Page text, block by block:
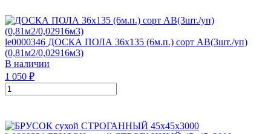
le0000346 ДОСКА ПОЛА 36х135 (6м.п.) сорт АВ(3шт./уп)
(0,81м2/0,02916м3)
В наличии
1 050 ₽